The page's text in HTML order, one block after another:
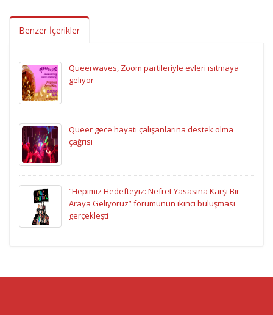
Benzer İçerikler
Queerwaves, Zoom partileriyle evleri ısıtmaya
geliyor
Queer gece hayatı çalışanlarına destek olma
çağrısı
“Hepimiz Hedefteyiz: Nefret Yasasına Karşı Bir
Araya Geliyoruz” forumunun ikinci buluşması
gerçekleşti